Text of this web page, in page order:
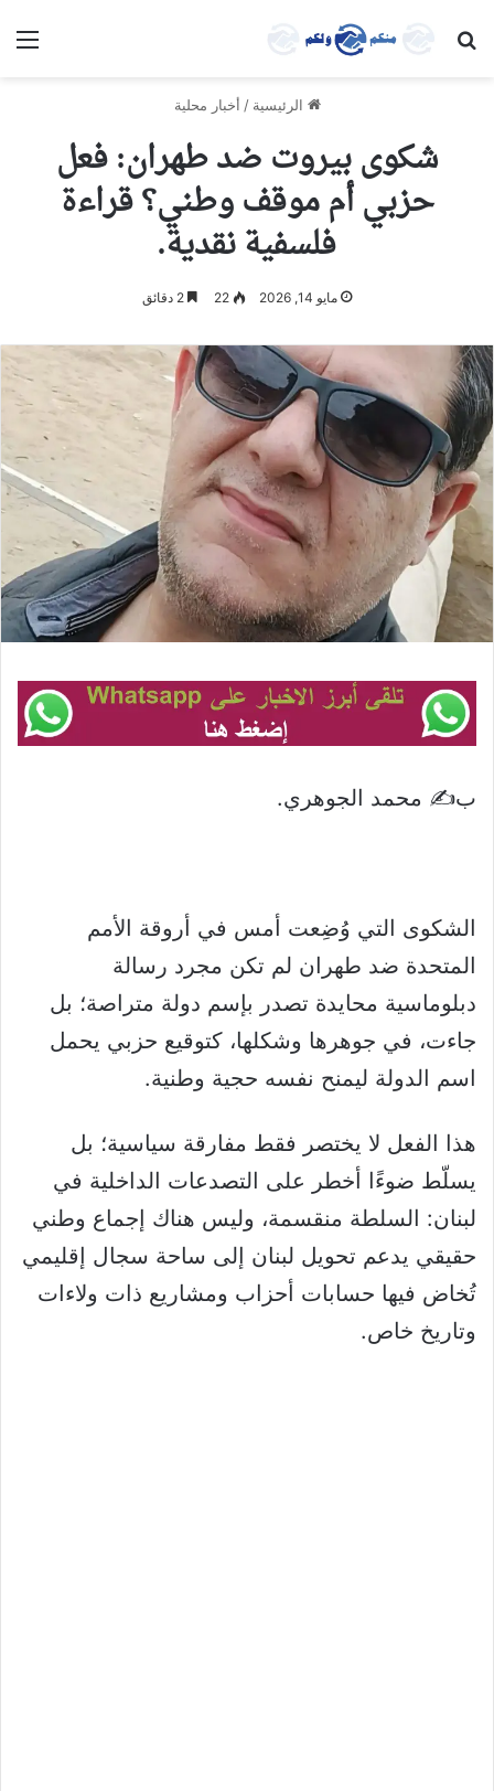
بحث عن
الرئيسية / أخبار محلية
شكوى بيروت ضد طهران: فعل
حزبي أم موقف وطني؟ قراءة
فلسفية نقدية.
مايو 14, 2026 22
ب✍️ محمد الجوهري.
‏الشكوى التي وُضِعت أمس في أروقة الأمم
المتحدة ضد طهران لم تكن مجرد رسالة
دبلوماسية محايدة تصدر بإسم دولة متراصة؛ بل
جاءت، في جوهرها وشكلها، كتوقيع حزبي يحمل
اسم الدولة ليمنح نفسه حجية وطنية.
‏هذا الفعل لا يختصر فقط مفارقة سياسية؛ بل
يسلّط ضوءًا أخطر على التصدعات الداخلية في
لبنان: السلطة منقسمة، وليس هناك إجماع وطني
حقيقي يدعم تحويل لبنان إلى ساحة سجال إقليمي
تُخاض فيها حسابات أحزاب ومشاريع ذات ولاءات
وتاريخ خاص.